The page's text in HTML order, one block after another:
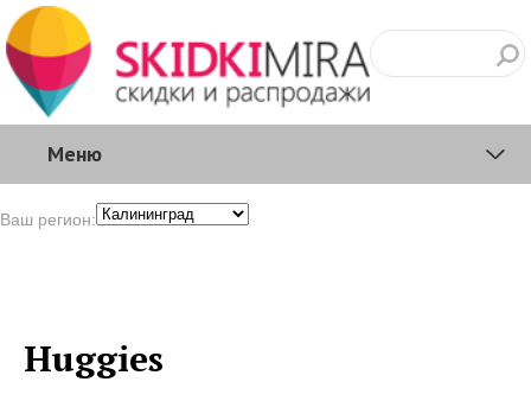
Меню
Ваш регион:
Huggies